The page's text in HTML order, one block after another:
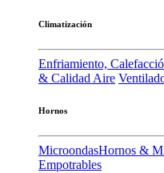
Climatización
Enfriamiento,
& Calidad Aire
Hornos
MicroondasHornos &
Empotrables